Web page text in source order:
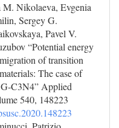
Nikolaeva, Evgenia
Sergey G.
Pavel V.
“Potential energy
of transition
The case of
G-C3N4” Applied
540, 148223